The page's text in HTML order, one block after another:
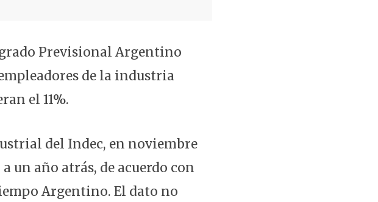
Previsional Argentino
de la industria
el 11%.
del Indec, en noviembre
un año atrás, de acuerdo con
Argentino. El dato no